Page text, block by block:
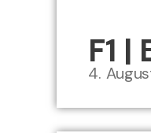
F1
4.